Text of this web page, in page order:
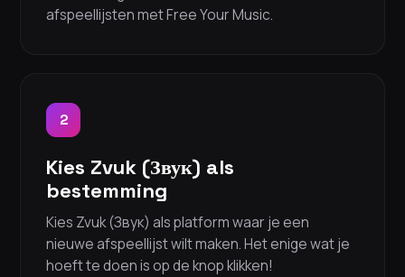
afspeellijsten met Free Your Music.
2
Kies Zvuk (Звук) als
bestemming
Kies Zvuk (Звук) als platform waar je een
nieuwe afspeellijst wilt maken. Het enige wat je
hoeft te doen is op de knop klikken!